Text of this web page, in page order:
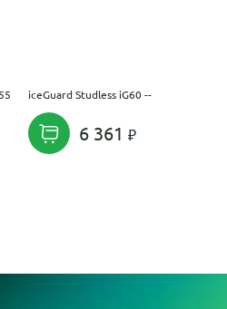
iceGuard Studless iG60 --
6 361